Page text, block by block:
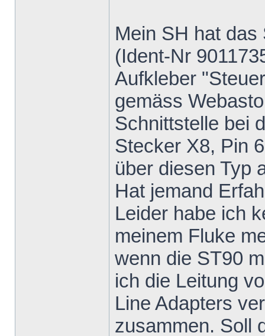
Mein SH hat
(Ident-Nr
Aufkleber
gemäss
Schnittstelle bei
Stecker X8, Pin
über diesen Typ
Hat jemand
Leider habe ich
meinem Fluke
wenn die ST90
ich die Leitung
Line Adapters
zusammen. Soll